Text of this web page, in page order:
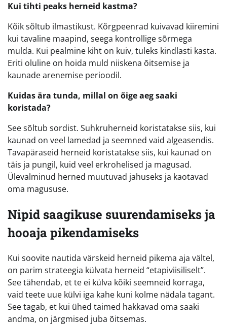
Kui tihti peaks herneid kastma?
Kõik sõltub ilmastikust. Kõrgpeenrad kuivavad kiiremini
kui tavaline maapind, seega kontrollige sõrmega
mulda. Kui pealmine kiht on kuiv, tuleks kindlasti kasta.
Eriti oluline on hoida muld niiskena õitsemise ja
kaunade arenemise perioodil.
Kuidas ära tunda, millal on õige aeg saaki
koristada?
See sõltub sordist. Suhkruherneid koristatakse siis, kui
kaunad on veel lamedad ja seemned vaid algeasendis.
Tavapäraseid herneid koristatakse siis, kui kaunad on
täis ja pungil, kuid veel erkrohelised ja magusad.
Ülevalminud herned muutuvad jahuseks ja kaotavad
oma magususe.
Nipid saagikuse suurendamiseks ja
hooaja pikendamiseks
Kui soovite nautida värskeid herneid pikema aja vältel,
on parim strateegia külvata herneid “etapiviisiliselt”.
See tähendab, et te ei külva kõiki seemneid korraga,
vaid teete uue külvi iga kahe kuni kolme nädala tagant.
See tagab, et kui ühed taimed hakkavad oma saaki
andma, on järgmised juba õitsemas.